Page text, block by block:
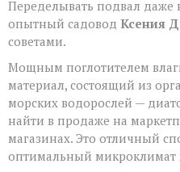
Переделывать подвал даже
опытный садовод Ксения
советами.
Мощным поглотителем
материал, состоящий из
морских водорослей —
найти в продаже на
магазинах. Это отличный
оптимальный микроклимат